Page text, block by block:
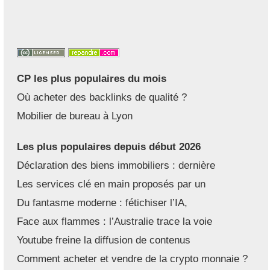
CP les plus populaires du mois
Où acheter des backlinks de qualité ?
Mobilier de bureau à Lyon
Les plus populaires depuis début 2026
Déclaration des biens immobiliers : dernière
Les services clé en main proposés par un
Du fantasme moderne : fétichiser l’IA,
Face aux flammes : l’Australie trace la voie
Youtube freine la diffusion de contenus
Comment acheter et vendre de la crypto monnaie ?